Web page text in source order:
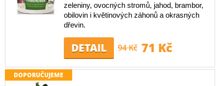
zeleniny, ovocných stromů, jahod, brambor,
obilovin i květinových záhonů a okrasných
dřevin.
DETAIL 94 Kč 71 Kč
DOPORUČUJEME